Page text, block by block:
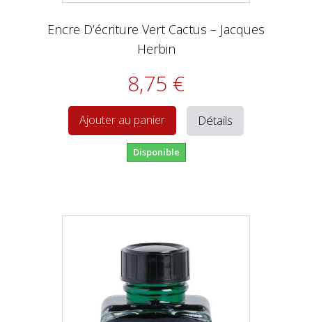
Encre D’écriture Vert Cactus – Jacques
Herbin
8,75 €
Ajouter au panier Détails
Disponible